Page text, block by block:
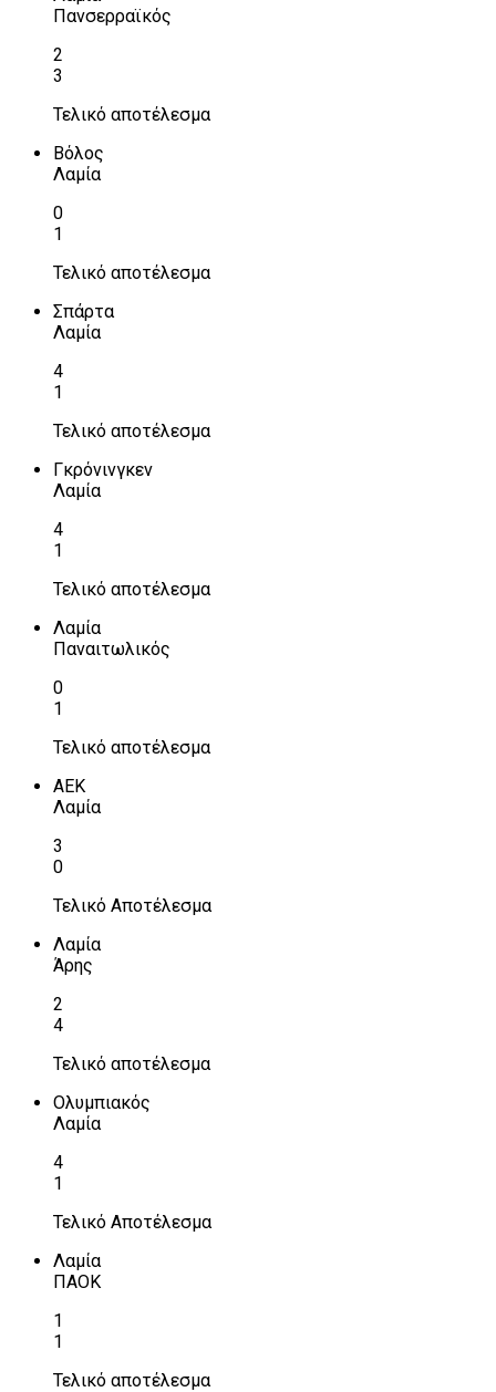
Πανσερραϊκός
2
3
Τελικό αποτέλεσμα
Βόλος
Λαμία
0
1
Τελικό αποτέλεσμα
Σπάρτα
Λαμία
4
1
Τελικό αποτέλεσμα
Γκρόνινγκεν
Λαμία
4
1
Τελικό αποτέλεσμα
Λαμία
Παναιτωλικός
0
1
Τελικό αποτέλεσμα
ΑΕΚ
Λαμία
3
0
Τελικό Αποτέλεσμα
Λαμία
Άρης
2
4
Τελικό αποτέλεσμα
Ολυμπιακός
Λαμία
4
1
Τελικό Αποτέλεσμα
Λαμία
ΠΑΟΚ
1
1
Τελικό αποτέλεσμα